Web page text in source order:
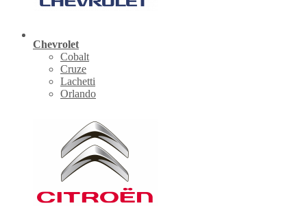
Chevrolet
Cobalt
Cruze
Lachetti
Orlando